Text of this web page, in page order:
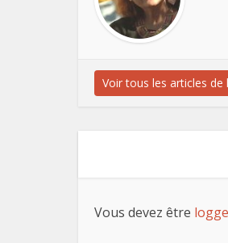
Voir tous les articles de
Vous devez être